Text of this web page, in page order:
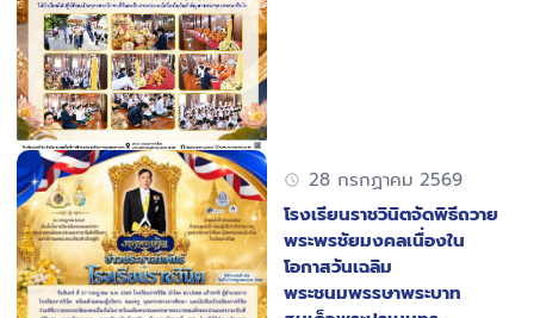
28 กรกฏาคม 2569
โรงเรียนราชวินิตจัดพิธีถวาย
พระพรชัยมงคลเนื่องใน
โอกาสวันเฉลิม
พระชนมพรรษาพระบาท